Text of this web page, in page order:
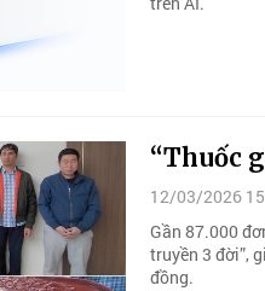
“Thuốc
12/03/2026
Gần 87.000
truyền 3 đời”,
đồng.